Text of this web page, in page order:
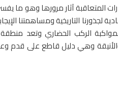
المتعاقبة آثار مرورها وهو ما
لجذورنا التاريخية ومساهمتنا
لمواكبة الركب الحضاري وتعد
وهي دليل قاطع على قدم